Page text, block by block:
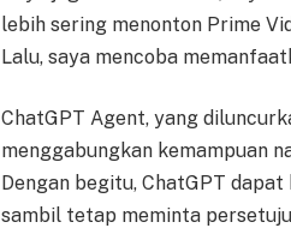
lebih sering menonton Prime
Lalu, saya mencoba
ChatGPT Agent, yang
menggabungkan kemampuan
Dengan begitu, ChatGPT
sambil tetap meminta